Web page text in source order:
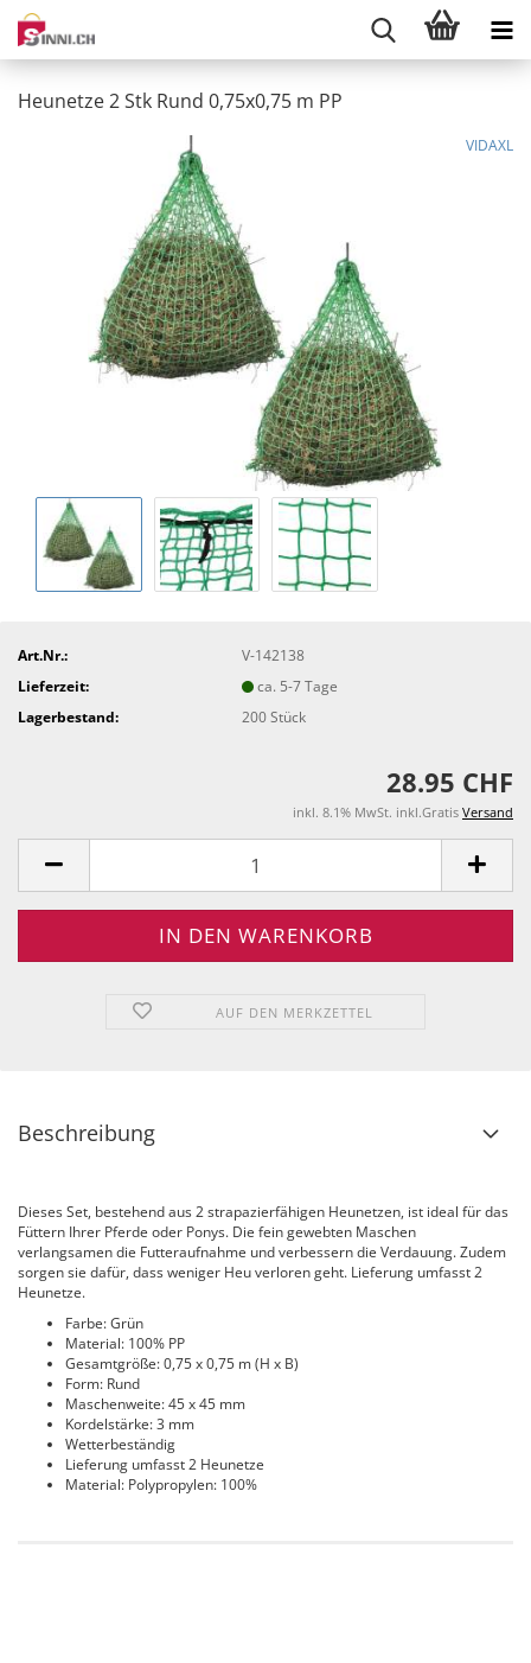
Heunetze 2 Stk Rund 0,75x0,75 m PP
VIDAXL
Art.Nr.:
V-142138
Lieferzeit:
ca. 5-7 Tage
Lagerbestand:
200Stück
28.95 CHF
inkl. 8.1% MwSt. inkl.Gratis Versand
AUF DEN MERKZETTEL
Beschreibung
Dieses Set, bestehend aus 2 strapazierfähigen Heunetzen, ist ideal für das
Füttern Ihrer Pferde oder Ponys. Die fein gewebten Maschen
verlangsamen die Futteraufnahme und verbessern die Verdauung. Zudem
sorgen sie dafür, dass weniger Heu verloren geht. Lieferung umfasst 2
Heunetze.
Farbe: Grün
Material: 100% PP
Gesamtgröße: 0,75 x 0,75 m (H x B)
Form: Rund
Maschenweite: 45 x 45 mm
Kordelstärke: 3 mm
Wetterbeständig
Lieferung umfasst 2 Heunetze
Material: Polypropylen: 100%